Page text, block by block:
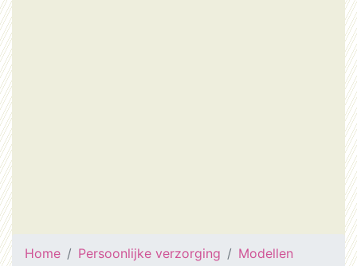
Home Persoonlijke verzorging
Modellen